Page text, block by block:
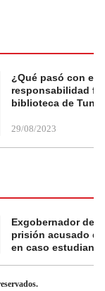
¿Qué pasó con el
responsabilidad
biblioteca de
29/08/2023
Exgobernador de
prisión acusado
en caso